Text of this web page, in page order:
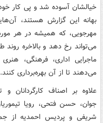
خیالشان آسوده شد و پی کار
بهانه این گزارش هستند،
مهرجویی، که همیشه در هر
می‌تواند رخ دهد و بالاخره
ماجرایی اداری، فرهنگی،
می‌دهند تا از آن بهره‌برداری کنند.
علاوه بر اصناف کارگردانان و
جوان، حسن فتحی، رویا
شریفی و پردیس احمدیه از